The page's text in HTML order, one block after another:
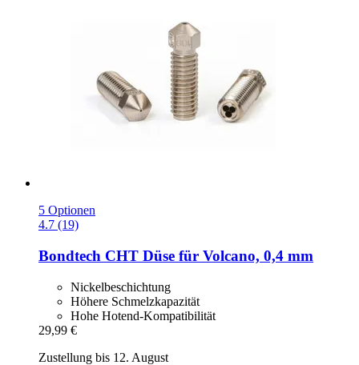
5 Optionen
4.7 (19)
Bondtech CHT Düse für Volcano, 0,4 mm
Nickelbeschichtung
Höhere Schmelzkapazität
Hohe Hotend-Kompatibilität
29,99 €
Zustellung bis 12. August